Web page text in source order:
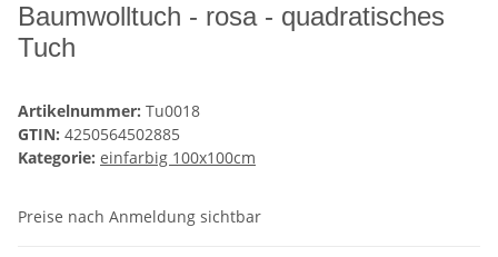
Baumwolltuch - rosa - quadratisches
Tuch
Artikelnummer: Tu0018
GTIN: 4250564502885
Kategorie: einfarbig 100x100cm
Preise nach Anmeldung sichtbar